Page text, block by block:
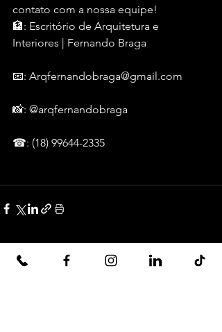
contato com a nossa equipe!
🏦: Escritório de Arquitetura e
Interiores | Fernando Braga
📧: Arqfernandobraga@gmail.com
📸: @arqfernandobraga
☎: (18) 99644-2335
Posts recentes Ver tudo